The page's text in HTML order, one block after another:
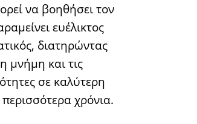
να βοηθήσει τον
ευέλικτος
διατηρώντας
μνήμη και τις
σε καλύτερη
χρόνια.